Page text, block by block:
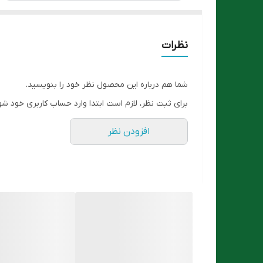
نظرات
شما هم درباره این محصول نظر خود را بنویسید.
برای ثبت نظر، لازم است ابتدا وارد حساب کاربری خود
افزودن نظر